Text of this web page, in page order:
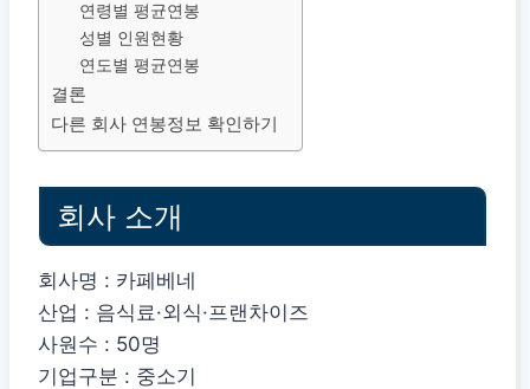
연령별 평균연봉
성별 인원현황
연도별 평균연봉
결론
다른 회사 연봉정보 확인하기
회사 소개
회사명 : 카페베네
산업 : 음식료·외식·프랜차이즈
사원수 : 50명
기업구분 : 중소기